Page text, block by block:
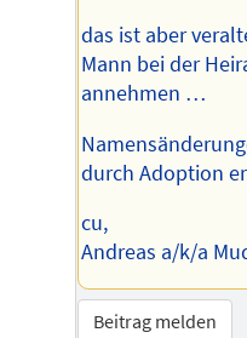
das ist aber
Mann bei der
annehmen …
durch Adoption
cu,
Andreas a/k/a
Beitrag melden